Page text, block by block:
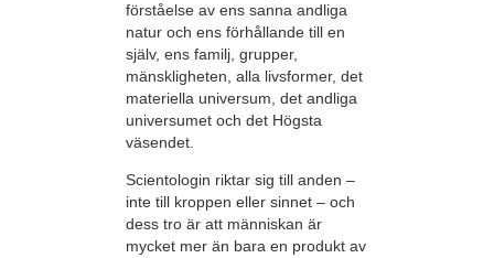
förståelse av ens sanna andliga
natur och ens förhållande till en
själv, ens familj, grupper,
mänskligheten, alla livsformer, det
materiella universum, det andliga
universumet och det Högsta
väsendet.
Scientologin riktar sig till anden –
inte till kroppen eller sinnet – och
dess tro är att människan är
mycket mer än bara en produkt av